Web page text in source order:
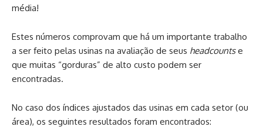
média!
Estes números comprovam que há um importante trabalho
a ser feito pelas usinas na avaliação de seus headcountse
que muitas “gorduras” de alto custo podem ser
encontradas.
No caso dos índices ajustados das usinas em cada setor (ou
área), os seguintes resultados foram encontrados: